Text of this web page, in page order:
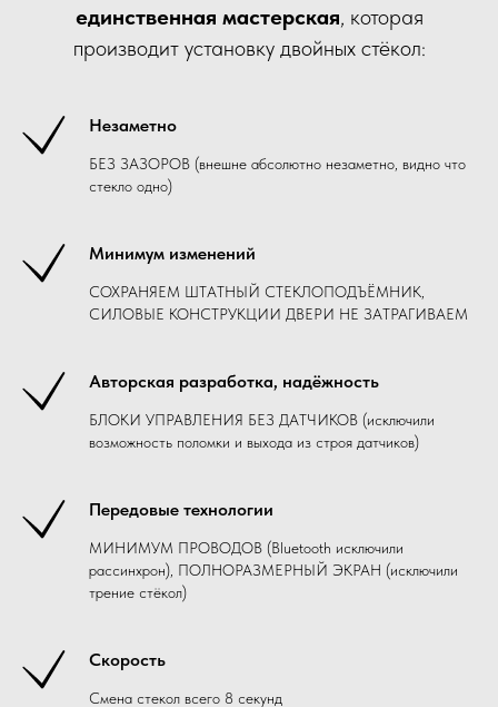
единственная мастерская, которая
производит установку двойных стёкол:
Незаметно
БЕЗ ЗАЗОРОВ (внешне абсолютно незаметно, видно что
стекло одно)
Минимум изменений
СОХРАНЯЕМ ШТАТНЫЙ СТЕКЛОПОДЪЁМНИК,
СИЛОВЫЕ КОНСТРУКЦИИ ДВЕРИ НЕ ЗАТРАГИВАЕМ
Авторская разработка, надёжность
БЛОКИ УПРАВЛЕНИЯ БЕЗ ДАТЧИКОВ (исключили
возможность поломки и выхода из строя датчиков)
Передовые технологии
МИНИМУМ ПРОВОДОВ (Bluetooth исключили
рассинхрон), ПОЛНОРАЗМЕРНЫЙ ЭКРАН (исключили
трение стёкол)
Скорость
Смена стекол всего 8 секунд